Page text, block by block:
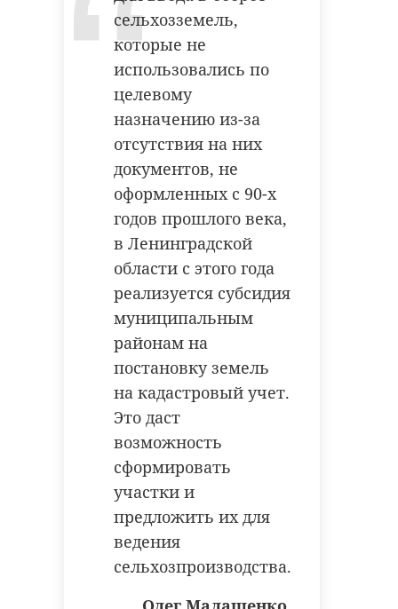
сельхозземель,
которые не
использовались по
целевому
назначению из-за
отсутствия на них
документов, не
оформленных с 90-х
годов прошлого века,
в Ленинградской
области с этого года
реализуется субсидия
муниципальным
районам на
постановку земель
на кадастровый учет.
Это даст
возможность
сформировать
участки и
предложить их для
ведения
сельхозпроизводства.
гатчинский район
добровольцы
Поделиться статьей:
РЕКОМЕНДУЕМ
Хирург из
Петербурга
восстанавливает
старинную финск
реликвию
века
история